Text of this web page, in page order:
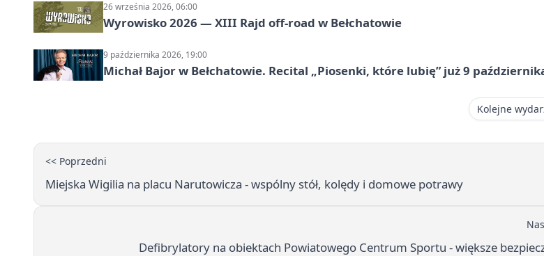
26 września 2026, 06:00
Wyrowisko 2026 — XIII Rajd off‑road w Bełchatowie
9 października 2026, 19:00
Michał Bajor w Bełchatowie. Recital „Piosenki, które lubię” już 9
Kolejne
<< Poprzedni
Miejska Wigilia na placu Narutowicza - wspólny stół, kolędy i domowe potrawy
Defibrylatory na obiektach Powiatowego Centrum Sportu - większe